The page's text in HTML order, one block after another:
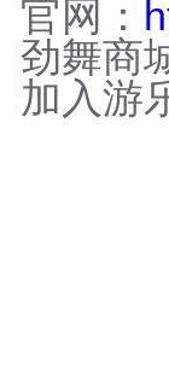
官网：
劲舞商
加入游